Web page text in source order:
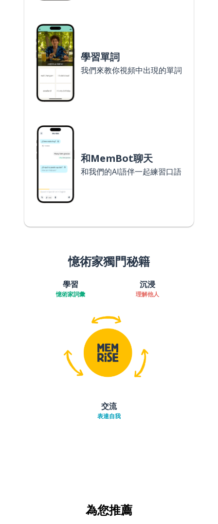
學習單詞
我們來教你視頻中出現的單詞
和MemBot聊天
和我們的AI語伴一起練習口語
憶術家獨門秘籍
學習
憶術家詞彙
沉浸
理解他人
交流
表達自我
為您推薦